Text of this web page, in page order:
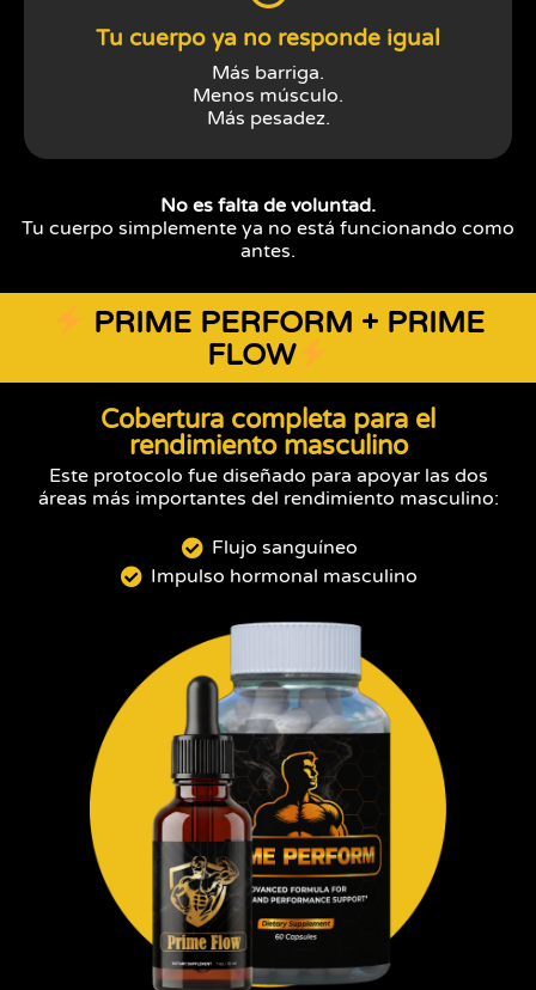
Tu cuerpo ya no responde igual
Más barriga.
Menos músculo.
Más pesadez.
No es falta de voluntad.
Tu cuerpo simplemente ya no está funcionando como
antes.
PRIME PERFORM + PRIME
FLOW
Cobertura completa para el
rendimiento masculino
Este protocolo fue diseñado para apoyar las dos
áreas más importantes del rendimiento masculino:
Flujo sanguíneo
Impulso hormonal masculino